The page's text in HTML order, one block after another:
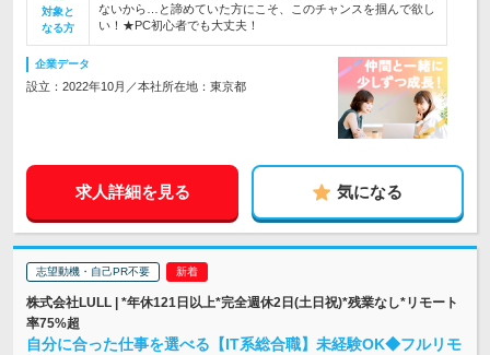
対象と
なる方
ないから…と諦めていた方にこそ、このチャンスを掴んで欲し
い！★PC初心者でも大丈夫！
企業データ
設立：2022年10月／本社所在地：東京都
求人詳細を見る 気になる
志望動機・自己PR不要
株式会社LULL | *年休121日以上*完全週休2日(土日祝)*残業なし*リモート
率75%超
自分に合った仕事を選べる【IT系総合職】未経験OK◆フルリモ